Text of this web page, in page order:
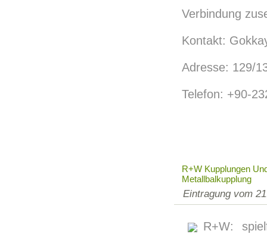
Verbindung
Kontakt:
Adresse: 129/
Telefon: +90-
R+W Kupplungen
Metallbalkupplung
Eintragung vom
R+W: